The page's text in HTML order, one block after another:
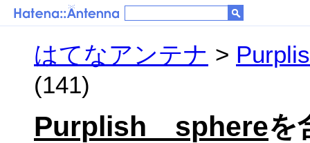
はてなアンテナ >
(141)
Purplish sphereを